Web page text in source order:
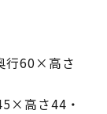
行60×高さ
高さ44・